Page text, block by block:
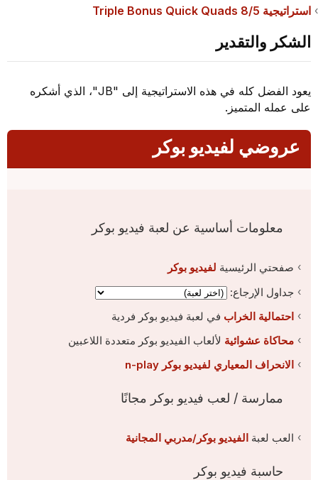
استراتيجية 8/5 Triple Bonus Quick Quads
الشكر والتقدير
يعود الفضل كله في هذه الاستراتيجية إلى "JB"، الذي أشكره
على عمله المتميز.
عروضي لفيديو بوكر
معلومات أساسية عن لعبة فيديو بوكر
صفحتي الرئيسيةلفيديو بوكر
جداول الإرجاع:
احتمالية الخرابفي لعبة فيديو بوكر فردية
محاكاة عشوائيةلألعاب الفيديو بوكر متعددة اللاعبين
الانحراف المعياري لفيديو بوكر n-play
ممارسة / لعب فيديو بوكر مجانًا
العب لعبةالفيديو بوكر/مدربي المجانية
حاسبة فيديو بوكر